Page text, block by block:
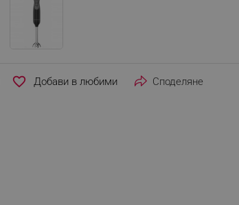
favorite_border Споделяне